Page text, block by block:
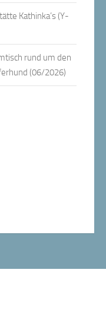
Kathinka’s (Y-
rund um den
(06/2026)